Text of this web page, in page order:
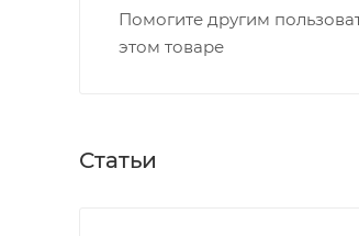
Помогите другим
этом товаре
Статьи